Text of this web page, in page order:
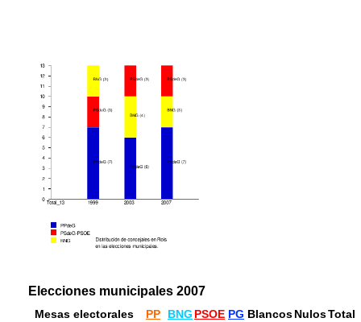
Elecciones municipales 2007
Mesas electorales PP BNG PSOE PG BlancosNulosTotal